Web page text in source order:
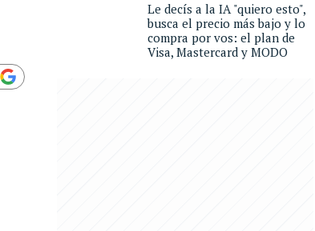
Le decís a la IA "quiero esto",
busca el precio más bajo y lo
compra por vos: el plan de
Visa, Mastercard y MODO